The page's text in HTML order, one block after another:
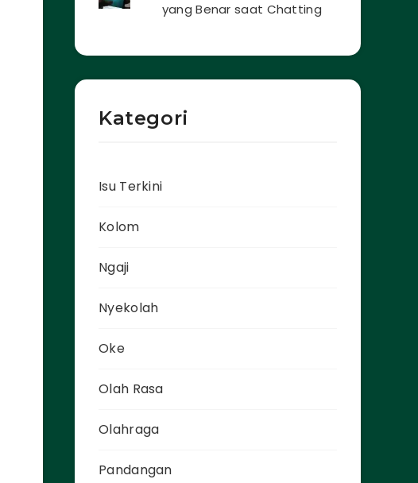
yang Benar saat Chatting
Kategori
Isu Terkini
Kolom
Ngaji
Nyekolah
Oke
Olah Rasa
Olahraga
Pandangan